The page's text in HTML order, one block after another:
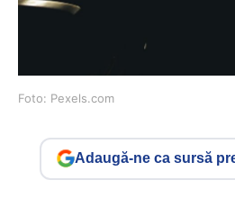
Foto: Pexels.com
Adaugă-ne ca sursă